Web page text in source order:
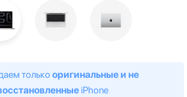
только оригинальные и не
iPhone